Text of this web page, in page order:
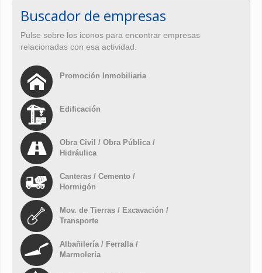
Buscador de empresas
Pulse sobre los iconos para encontrar empresas
relacionadas con esa actividad.
Promoción Inmobiliaria
Edificación
Obra Civil / Obra Pública /
Hidráulica
Canteras / Cemento /
Hormigón
Mov. de Tierras / Excavación /
Transporte
Albañilería / Ferralla /
Marmolería